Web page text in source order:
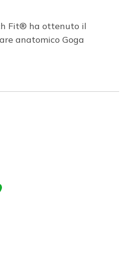
Fit® ha ottenuto il
anatomico Goga